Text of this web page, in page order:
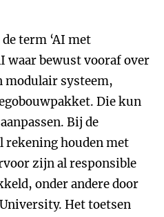
term ‘AI met
waar bewust vooraf over
modulair systeem,
Die kun
Bij de
houden met
zijn al responsible
onder andere door
Het toetsen